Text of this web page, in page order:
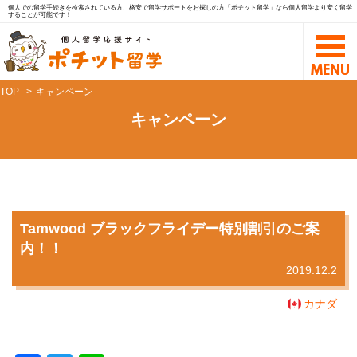
個人での留学手続きを検索されている方、格安で留学サポートをお探しの方「ポチット留学」なら個人留学より安く留学
することが可能です！
TOP キャンペーン
キャンペーン
Tamwood ブラックフライデー特別割引のご案
内！！
2019.12.2
カナダ